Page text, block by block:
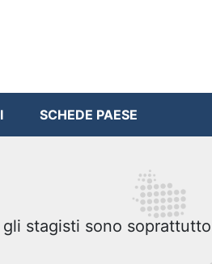
SCHEDE PAESE
gli stagisti sono